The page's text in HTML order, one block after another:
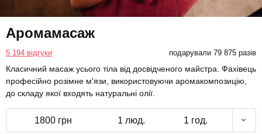
Аромамасаж
5 194 відгуки подарували 79 875 разів
Класичний масаж усього тіла від досвідченого майстра. Фахівець
професійно розімне м'язи, використовуючи аромакомпозицію,
до складу якої входять натуральні олії.
1800 грн 1 люд. 1 год.